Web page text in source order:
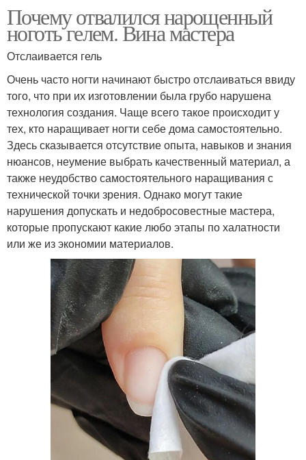
Почему отвалился нарощенный
ноготь гелем. Вина мастера
Отслаивается гель
Очень часто ногти начинают быстро отслаиваться ввиду
того, что при их изготовлении была грубо нарушена
технология создания. Чаще всего такое происходит у
тех, кто наращивает ногти себе дома самостоятельно.
Здесь сказывается отсутствие опыта, навыков и знания
нюансов, неумение выбрать качественный материал, а
также неудобство самостоятельного наращивания с
технической точки зрения. Однако могут такие
нарушения допускать и недобросовестные мастера,
которые пропускают какие любо этапы по халатности
или же из экономии материалов.